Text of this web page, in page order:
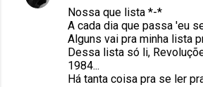
Nossa que lista *-*
A cada dia que passa 'eu
Alguns vai pra minha lista
Dessa lista só li,
1984...
Há tanta coisa pra se ler